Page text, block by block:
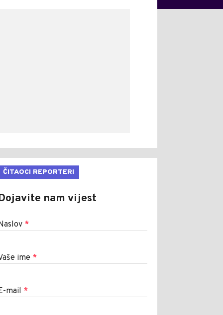
ČITAOCI REPORTERI
nam vijest
*
ime *
mail *